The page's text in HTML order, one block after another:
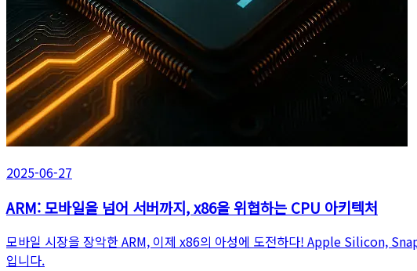
2025-06-27
ARM: 모바일을 넘어 서버까지, x86을 위협하는 CPU 아키텍처
모바일 시장을 장악한 ARM, 이제 x86의 아성에 도전하다! Apple Silicon,
입니다.